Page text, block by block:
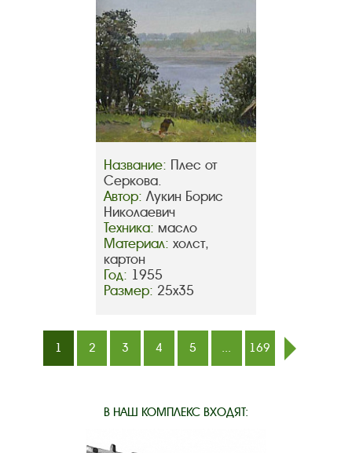
Название: Плес от
Серкова.
Автор: Лукин Борис
Николаевич
Техника: масло
Материал: холст,
картон
Год: 1955
Размер: 25х35
1 2 3 4 5 ...
169
В НАШ КОМПЛЕКС ВХОДЯТ: